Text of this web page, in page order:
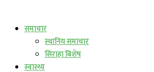
समाचार
स्थानिय समाचार
सिराहा बिशेष
स्वास्थ्य